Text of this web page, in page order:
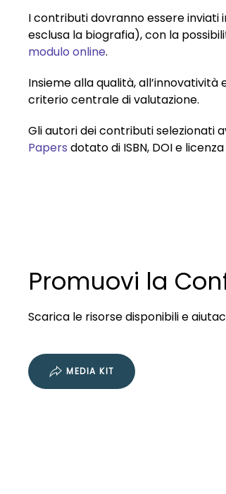
I contributi dovranno essere inviati
esclusa la biografia), con la
modulo online.
Insieme alla qualità,
criterio centrale di valutazione.
Gli autori dei contributi selezionati
Papers dotato di ISBN, DOI e
Promuovi la
Scarica le risorse disponibili e
MEDIA KIT